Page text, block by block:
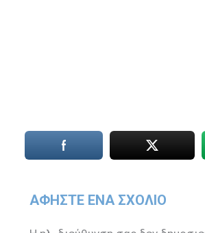
ΑΦΉΣΤΕ ΈΝΑ ΣΧΌΛΙΟ